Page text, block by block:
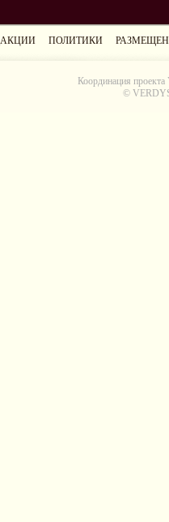
ПОЛИТИКИ
Координация проекта
©